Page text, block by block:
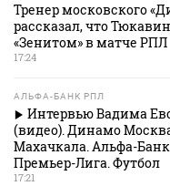
Тренер московского
рассказал, что
«Зенитом» в матче РПЛ
17:24
АЛЬФА-БАНК РПЛ
Интервью Вадима
(видео). Динамо
Махачкала. Альфа-
Премьер-Лига. Футбол
17:21